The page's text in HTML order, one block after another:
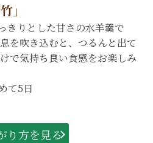
」
きりとした甘さの水羊羹で
を吹き込むと、つるんと出て
で気持ち良い食感をお楽しみ
て5日
り方を見る